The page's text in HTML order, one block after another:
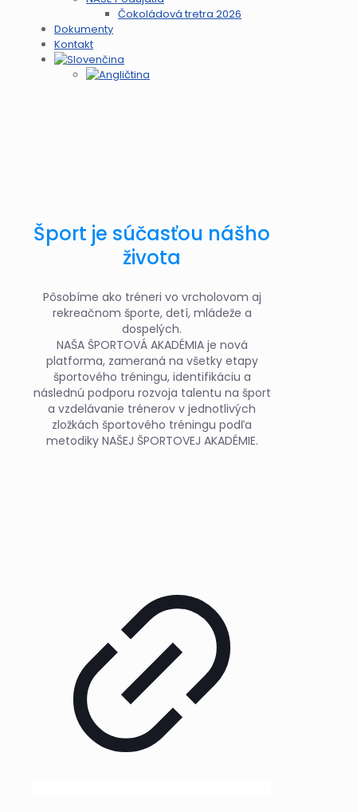
Čokoládová tretra 2026
Dokumenty
Kontakt
Šport je súčasťou nášho
života
Pôsobíme ako tréneri vo vrcholovom aj
rekreačnom športe, detí, mládeže a
dospelých.
NAŠA ŠPORTOVÁ AKADÉMIA je nová
platforma, zameraná na všetky etapy
športového tréningu, identifikáciu a
následnú podporu rozvoja talentu na šport
a vzdelávanie trénerov v jednotlivých
zložkách športového tréningu podľa
metodiky NAŠEJ ŠPORTOVEJ AKADÉMIE.